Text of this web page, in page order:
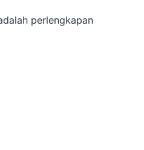
perlengkapan